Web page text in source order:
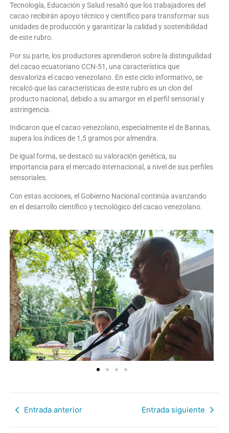
Tecnología, Educación y Salud resaltó que los trabajadores del
cacao recibirán apoyo técnico y científico para transformar sus
unidades de producción y garantizar la calidad y sostenibilidad
de este rubro.
Por su parte, los productores aprendieron sobre la distinguilidad
del cacao ecuatoriano CCN-51, una característica que
desvaloriza el cacao venezolano. En este ciclo informativo, se
recalcó que las características de este rubro es un clon del
producto nacional, debido a su amargor en el perfil sensorial y
astringencia.
Indicaron que el cacao venezolano, especialmente el de Barinas,
supera los índices de 1,5 gramos por almendra.
De igual forma, se destacó su valoración genética, su
importancia para el mercado internacional, a nivel de sus perfiles
sensoriales.
Con estas acciones, el Gobierno Nacional continúa avanzando
en el desarrollo científico y tecnológico del cacao venezolano.
Entrada anterior Entrada siguiente